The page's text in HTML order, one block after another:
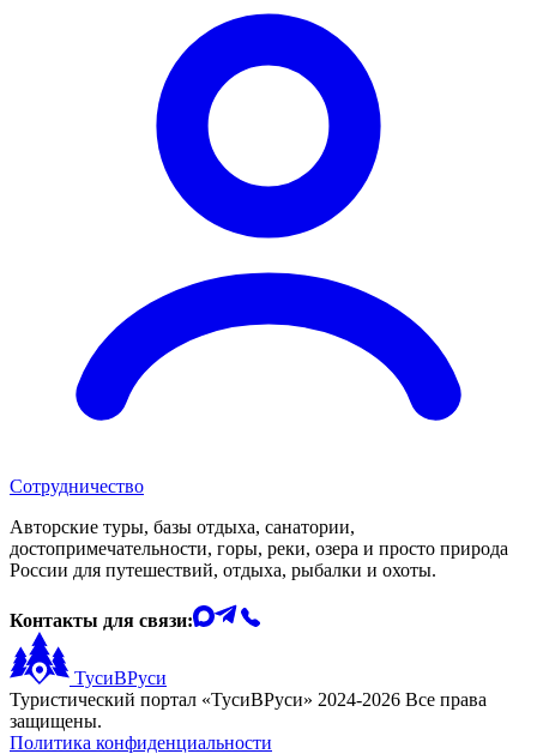
Сотрудничество
Авторские туры, базы отдыха, санатории,
достопримечательности, горы, реки, озера и просто природа
России для путешествий, отдыха, рыбалки и охоты.
Контакты для связи:
ТусиВРуси
Туристический портал «ТусиВРуси» 2024-2026 Все права
защищены.
Политика конфиденциальности